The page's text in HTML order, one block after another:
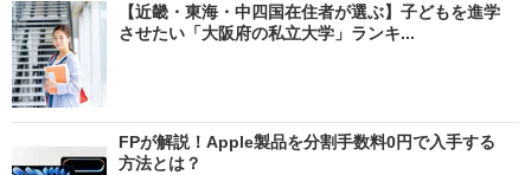
【近畿・東海・中四国在住者が選ぶ】子どもを進学
させたい「大阪府の私立大学」ランキ...
FPが解説！Apple製品を分割手数料0円で入手する
方法とは？